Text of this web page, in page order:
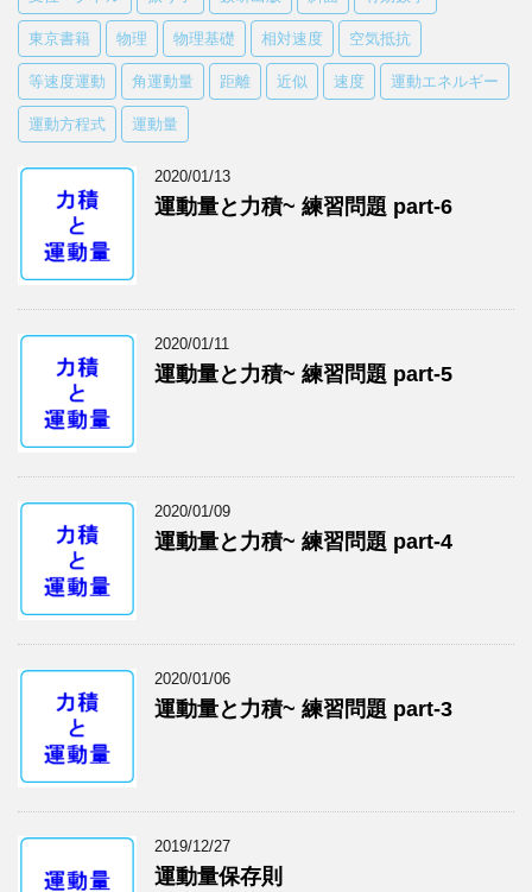
東京書籍 物理 物理基礎 相対速度 空気抵抗
等速度運動 角運動量 距離 近似 速度 運動エネルギー
運動方程式 運動量
2020/01/13
運動量と力積~ 練習問題 part-6
2020/01/11
運動量と力積~ 練習問題 part-5
2020/01/09
運動量と力積~ 練習問題 part-4
2020/01/06
運動量と力積~ 練習問題 part-3
2019/12/27
運動量保存則